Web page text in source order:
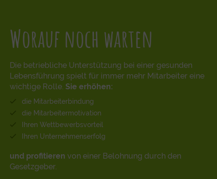
Worauf noch warten
Die betriebliche Unterstützung bei einer gesunden
Lebensführung spielt für immer mehr Mitarbeiter eine
wichtige Rolle. Sie erhöhen:
die Mitarbeiterbindung
die Mitarbeitermotivation
Ihren Wettbewerbsvorteil
Ihren Unternehmenserfolg
und profitieren von einer Belohnung durch den
Gesetzgeber.